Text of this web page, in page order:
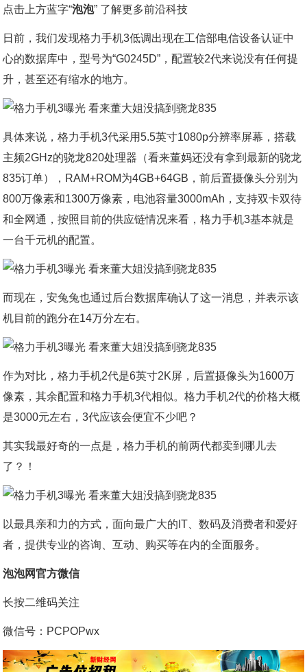
点击上方蓝字“泡泡” 了解更多前沿科技
日前，我们发现格力手机3低调出现在工信部电信设备认证中
心的数据库中，型号为“G0245D”，配置较2代来说没有任何提
升，甚至还有缩水的地方。
具体来说，格力手机3代采用5.5英寸1080p分辨率屏幕，搭载
主频2GHz的骁龙820处理器（看来董妈还没有拿到最新的骁龙
835订单），RAM+ROM为4GB+64GB，前后置摄像头分别为
800万像素和1300万像素，电池容量3000mAh，支持双卡双待
和全网通，按照目前的供应链情况来看，格力手机3基本就是
一台千元机的配置。
而现在，安兔兔也通过后台数据库确认了这一消息，并表示该
机目前的跑分在14万分左右。
作为对比，格力手机2代是6英寸2K屏，后置摄像头为1600万
像素，其余配置和格力手机3代相似。格力手机2代的价格大概
是3000元左右，3代应该会便宜不少吧？
其实我最好奇的一点是，格力手机的前两代都卖到哪儿去
了？！
以最具亲和力的方式，面向最广大的IT、数码及消费者和爱好
者，提供专业的咨询、互动、购买等在内的全面服务。
泡泡网官方微信
长按二维码关注
微信号：PCPOPwx